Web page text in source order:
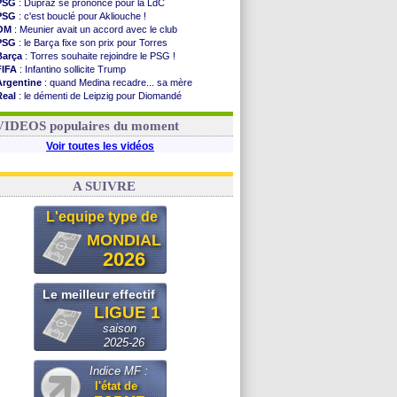
: Dupraz se prononce pour la LdC
: c'est bouclé pour Akliouche !
: Meunier avait un accord avec le club
: le Barça fixe son prix pour Torres
: Torres souhaite rejoindre le PSG !
: Infantino sollicite Trump
: quand Medina recadre... sa mère
: le démenti de Leipzig pour Diomandé
: le conseiller d'Infantino démissionne !
populaires du moment
Voir toutes les vidéos
A SUIVRE
L'equipe type de
MONDIAL
2026
Le meilleur effectif
LIGUE 1
saison
2025-26
Indice MF :
l'état de